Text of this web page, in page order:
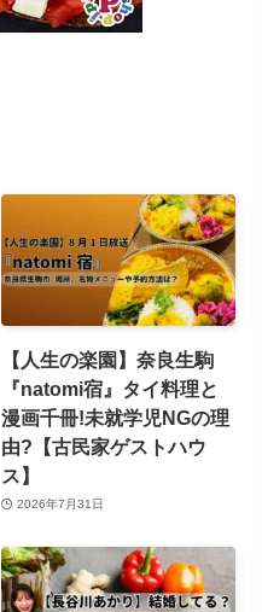
【人生の楽園】奈良生駒
『natomi宿』タイ料理と
漫画千冊!未就学児NGの理
由?【古民家ゲストハウ
ス】
2026年7月31日